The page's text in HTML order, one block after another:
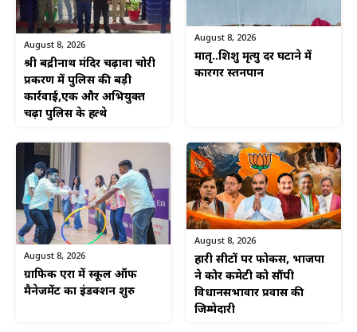
August 8, 2026
श्री बद्रीनाथ मंदिर चढ़ावा चोरी
प्रकरण में पुलिस की बड़ी
कार्रवाई,एक और अभियुक्त
चढ़ा पुलिस के हत्थे
August 8, 2026
मातृ..शिशु मृत्यु दर घटाने में
कारगर स्तनपान
August 8, 2026
ग्राफिक एरा में स्कूल ऑफ
मैनेजमेंट का इंडक्शन शुरु
August 8, 2026
हारी सीटों पर फोकस, भाजपा
ने कोर कमेटी को सौंपी
विधानसभावार प्रवास की
जिम्मेदारी